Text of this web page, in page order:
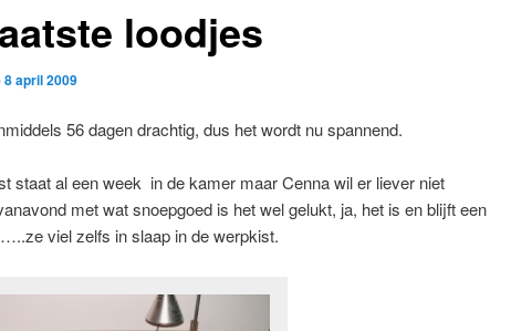
loodjes
8 april 2009
56 dagen drachtig, dus het wordt nu spannend.
staat al een week in de kamer maar Cenna wil er liever niet
met wat snoepgoed is het wel gelukt, ja, het is en blijft een
viel zelfs in slaap in de werpkist.